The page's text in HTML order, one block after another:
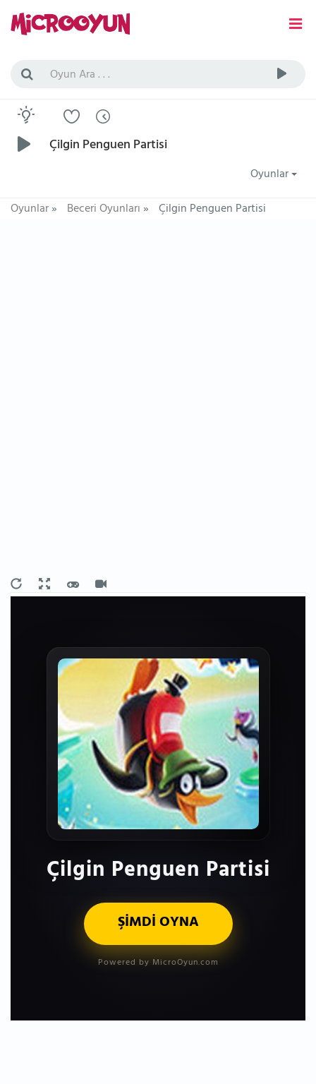
Çilgin Penguen Partisi
Oyunlar
Oyunlar» Beceri Oyunları» Çilgin Penguen Partisi
Çilgin Penguen Partisi
ŞİMDİ OYNA
Powered by MicroOyun.com